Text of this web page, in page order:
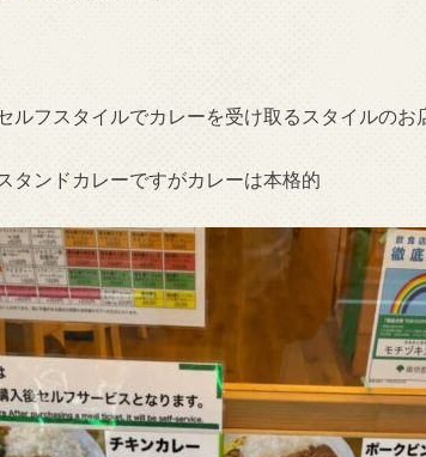
ルフスタイルでカレーを受け取るスタイルのお
タンドカレーですがカレーは本格的